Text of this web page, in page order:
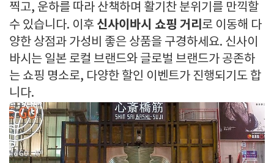
찍고, 운하를 따라 산책하며 활기찬 분위기를 만끽할
수 있습니다. 이후 신사이바시 쇼핑 거리 로 이동해 다
양한 상점과 가성비 좋은 상품을 구경하세요. 신사이
바시는 일본 로컬 브랜드와 글로벌 브랜드가 공존하
는 쇼핑 명소로, 다양한 할인 이벤트가 진행되기도 합
니다.